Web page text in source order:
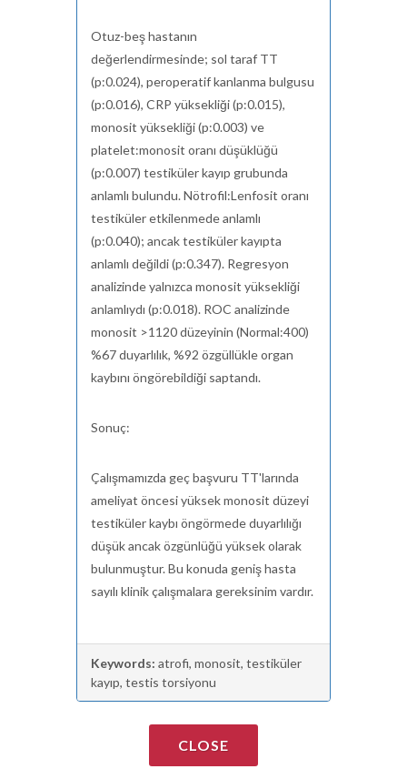
Otuz-beş hastanın
değerlendirmesinde; sol taraf TT
(p:0.024), peroperatifkanlanma bulgusu
(p:0.016), CRP yüksekliği (p:0.015),
monosit yüksekliği (p:0.003) ve
platelet:monosit oranı düşüklüğü
(p:0.007) testiküler kayıp grubunda
anlamlı bulundu.Nötrofil:Lenfosit oranı
testiküler etkilenmede anlamlı
(p:0.040); ancak testiküler kayıpta
anlamlı değildi (p:0.347). Regresyon
analizinde yalnızca monosit yüksekliği
anlamlıydı (p:0.018). ROC analizinde
monosit >1120 düzeyinin (Normal:400)
%67 duyarlılık, %92 özgüllükle organ
kaybını öngörebildiği saptandı.
Sonuç:
Çalışmamızda geç başvuru TT'larında
ameliyat öncesi yüksek monosit düzeyi
testiküler kaybı öngörmede duyarlılığı
düşük ancak özgünlüğü yüksek olarak
bulunmuştur. Bu konuda geniş hasta
sayılı klinik çalışmalara gereksinim vardır.
Keywords: atrofi, monosit, testiküler
kayıp, testis torsiyonu
CLOSE